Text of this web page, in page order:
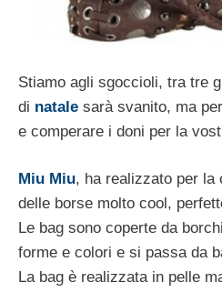
Stiamo agli sgoccioli, tra tre
di natale sarà svanito, ma
e comperare i doni per la
Miu Miu, ha realizzato per la
delle borse molto cool,
Le bag sono coperte da
forme e colori e si passa da
La bag è realizzata in pelle